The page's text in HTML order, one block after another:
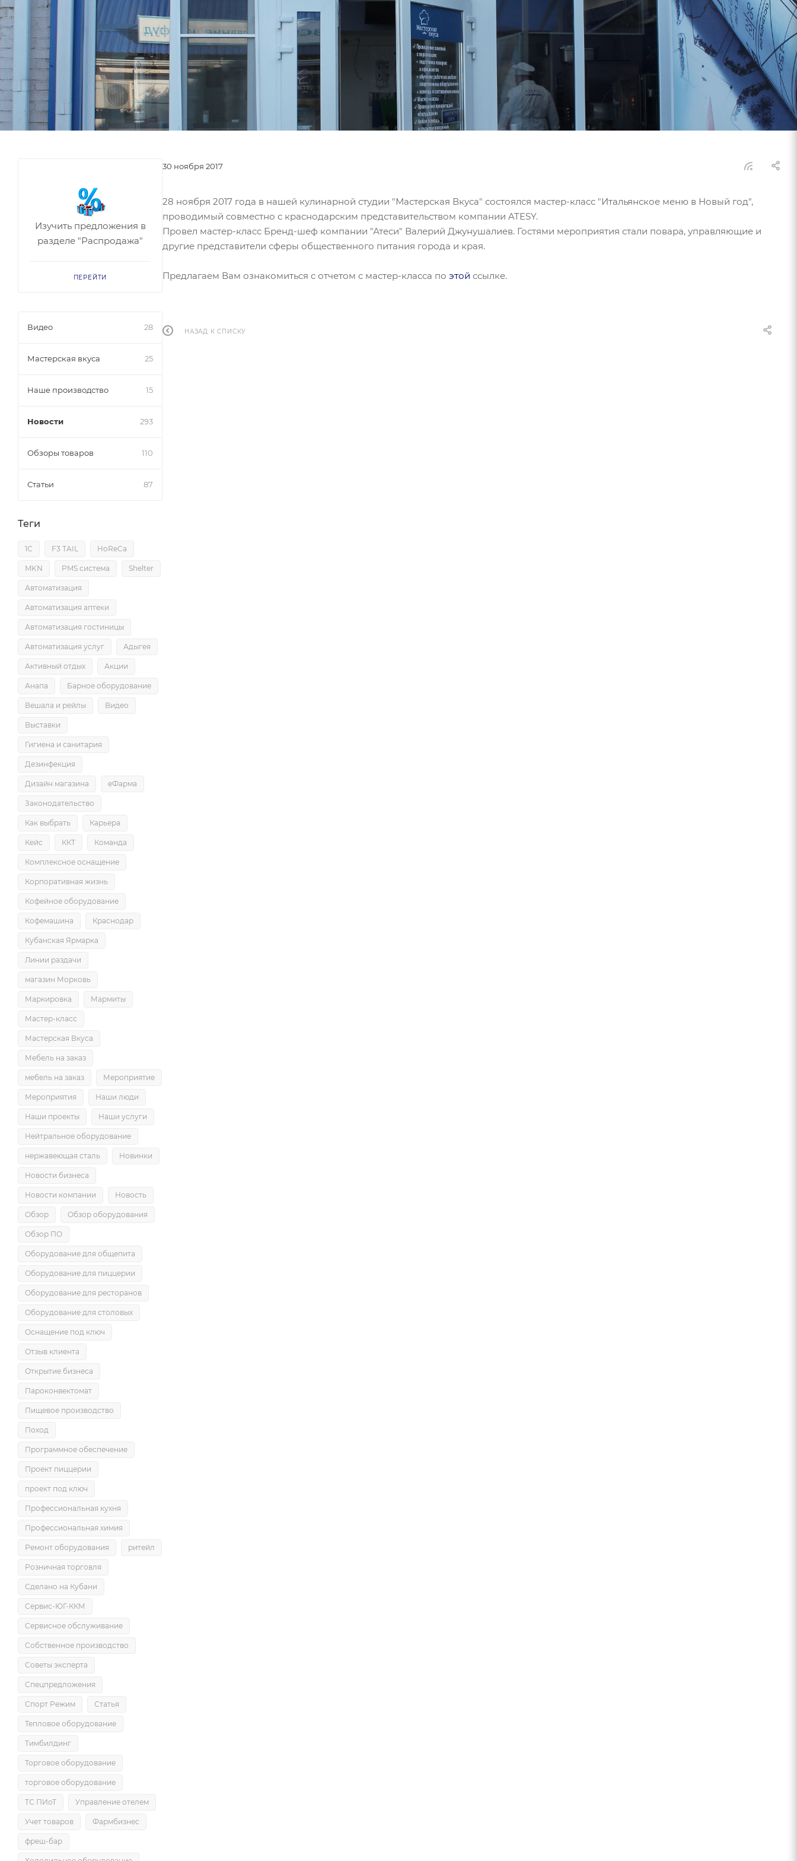
30 ноября 2017
28 ноября 2017 года в нашей кулинарной студии "Мастерская Вкуса" состоялся мастер-класс "Итальянское меню в Новый год",
проводимый совместно с краснодарским представительством компании ATESY.
Провел мастер-класс Бренд-шеф компании "Атеси" Валерий Джунушалиев. Гостями мероприятия стали повара, управляющие и
другие представители сферы общественного питания города и края.
Предлагаем Вам ознакомиться с отчетом с мастер-класса по этой ссылке.
НАЗАД К СПИСКУ
Изучить предложения в
разделе "Распродажа"
ПЕРЕЙТИ
Видео 28
Мастерская вкуса 25
Наше производство 15
Новости 293
Обзоры товаров 110
Статьи 87
Теги
1С F3 TAIL HoReCa
MKN PMS система Shelter
Автоматизация
Автоматизация аптеки
Автоматизация гостиницы
Автоматизация услуг Адыгея
Активный отдых Акции
Анапа Барное оборудование
Вешала и рейлы Видео
Выставки
Гигиена и санитария
Дезинфекция
Дизайн магазина еФарма
Законодательство
Как выбрать Карьера
Кейс ККТ Команда
Комплексное оснащение
Корпоративная жизнь
Кофейное оборудование
Кофемашина Краснодар
Кубанская Ярмарка
Линии раздачи
магазин Морковь
Маркировка Мармиты
Мастер-класс
Мастерская Вкуса
Мебель на заказ
мебель на заказ Мероприятие
Мероприятия Наши люди
Наши проекты Наши услуги
Нейтральное оборудование
нержавеющая сталь Новинки
Новости бизнеса
Новости компании Новость
Обзор Обзор оборудования
Обзор ПО
Оборудование для общепита
Оборудование для пиццерии
Оборудование для ресторанов
Оборудование для столовых
Оснащение под ключ
Отзыв клиента
Открытие бизнеса
Пароконвектомат
Пищевое производство
Поход
Программное обеспечение
Проект пиццерии
проект под ключ
Профессиональная кухня
Профессиональная химия
Ремонт оборудования ритейл
Розничная торговля
Сделано на Кубани
Сервис-ЮГ-ККМ
Сервисное обслуживание
Собственное производство
Советы эксперта
Спецпредложения
Спорт Режим Статья
Тепловое оборудование
Тимбилдинг
Торговое оборудование
торговое оборудование
ТС ПИоТ Управление отелем
Учет товаров Фармбизнес
фреш-бар